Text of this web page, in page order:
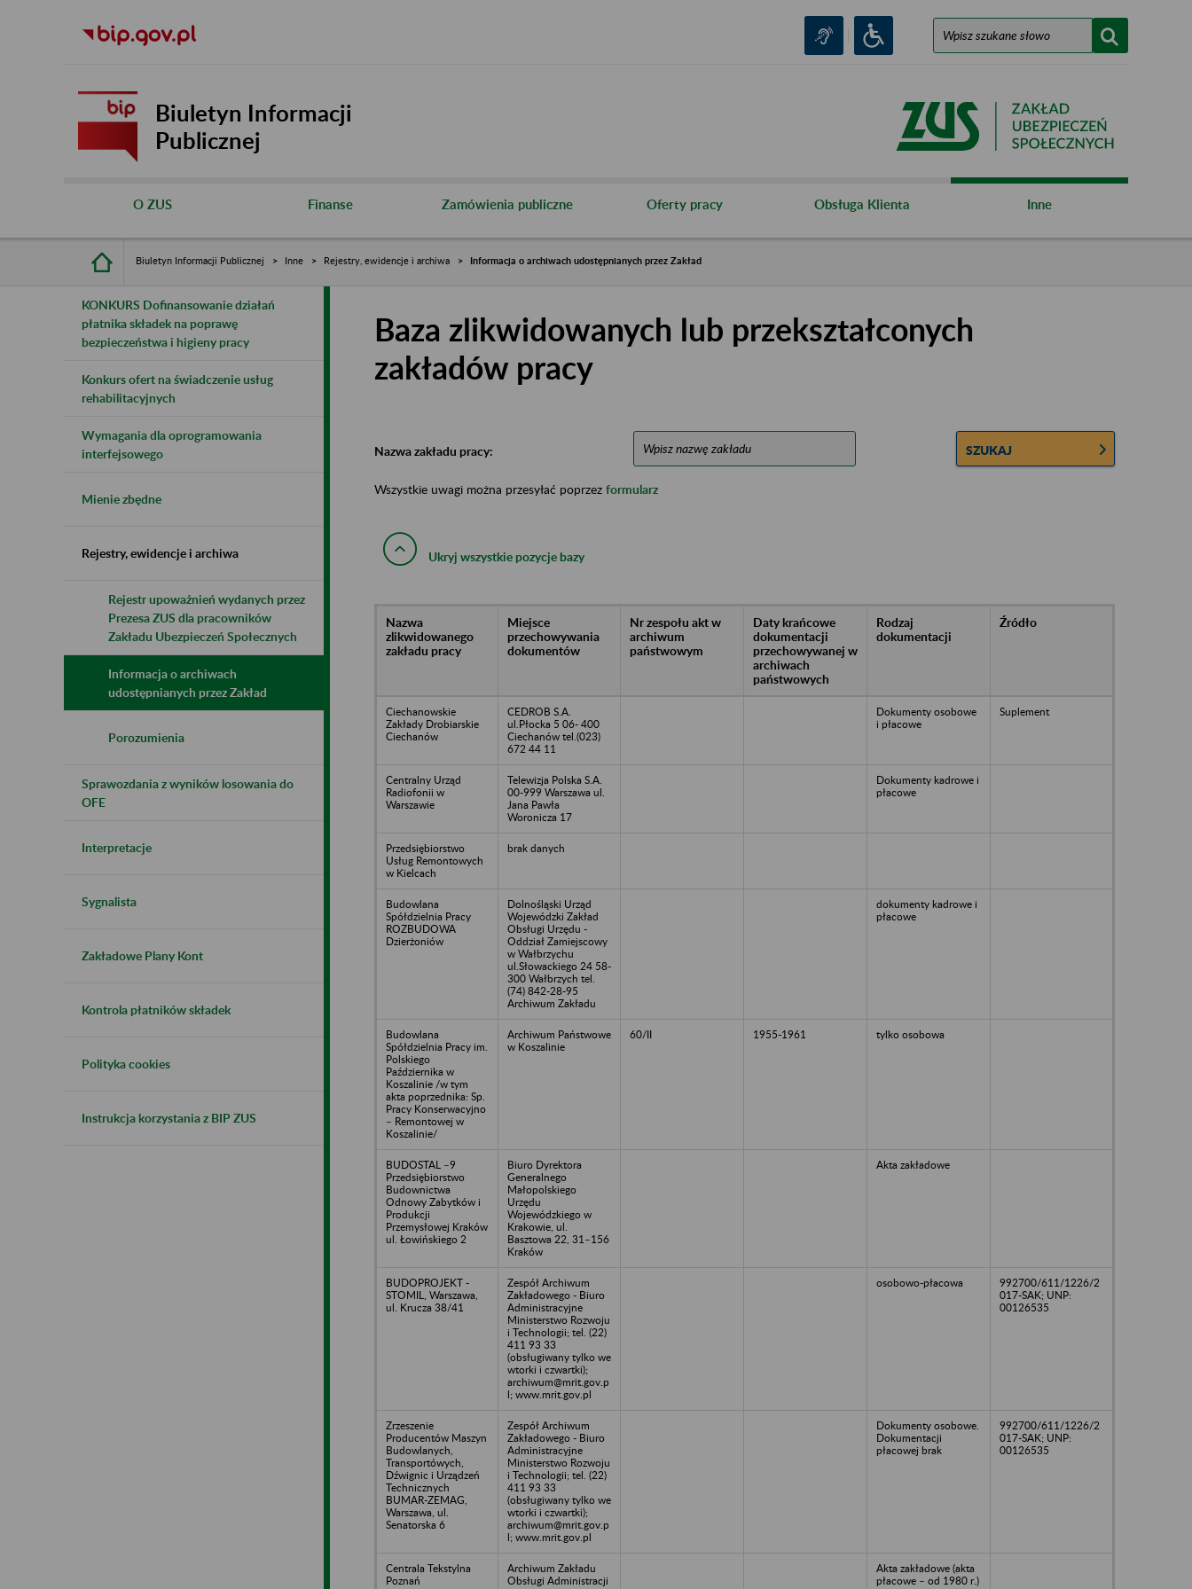
Biuletyn Informacji
Publicznej
O ZUS Finanse Zamówienia publiczne Oferty pracy Obsługa Klienta Inne
Biuletyn Informacji Publicznej Inne Rejestry, ewidencje i archiwa Informacja o archiwach udostępnianych przez Zakład
KONKURS Dofinansowanie działań
płatnika składek na poprawę
bezpieczeństwa i higieny pracy
Konkurs ofert na świadczenie usług
rehabilitacyjnych
Wymagania dla oprogramowania
interfejsowego
Mienie zbędne
Rejestry, ewidencje i archiwa
Rejestr upoważnień wydanych przez
Prezesa ZUS dla pracowników
Zakładu Ubezpieczeń Społecznych
Informacja o archiwach
udostępnianych przez Zakład
Porozumienia
Sprawozdania z wyników losowania do
OFE
Interpretacje
Sygnalista
Zakładowe Plany Kont
Kontrola płatników składek
Polityka cookies
Instrukcja korzystania z BIP ZUS
Baza zlikwidowanych lub przekształconych
zakładów pracy
Nazwa zakładu pracy: SZUKAJ
Wszystkie uwagi można przesyłać poprzez formularz
Ukryj wszystkie pozycje bazy
Nazwa
zlikwidowanego
zakładu pracy
Miejsce
przechowywania
dokumentów
Nr zespołu akt w
archiwum
państwowym
Daty krańcowe
dokumentacji
przechowywanej w
archiwach
państwowych
Rodzaj
dokumentacji
Źródło
Ciechanowskie
Zakłady Drobiarskie
Ciechanów
CEDROB S.A.
ul.Płocka 5 06- 400
Ciechanów tel.(023)
672 44 11
Dokumenty osobowe
i płacowe
Suplement
Centralny Urząd
Radiofonii w
Warszawie
Telewizja Polska S.A.
00-999 Warszawa ul.
Jana Pawła
Woronicza 17
Dokumenty kadrowe i
płacowe
Przedsiębiorstwo
Usług Remontowych
w Kielcach
brak danych
Budowlana
Spółdzielnia Pracy
ROZBUDOWA
Dzierżoniów
Dolnośląski Urząd
Wojewódzki Zakład
Obsługi Urzędu -
Oddział Zamiejscowy
w Wałbrzychu
ul.Słowackiego 24 58-
300 Wałbrzych tel.
(74) 842-28-95
Archiwum Zakładu
dokumenty kadrowe i
płacowe
Budowlana
Spółdzielnia Pracy im.
Polskiego
Października w
Koszalinie /w tym
akta poprzednika: Sp.
Pracy Konserwacyjno
– Remontowej w
Koszalinie/
Archiwum Państwowe
w Koszalinie
60/II 1955-1961 tylko osobowa
BUDOSTAL –9
Przedsiębiorstwo
Budownictwa
Odnowy Zabytków i
Produkcji
Przemysłowej Kraków
ul. Łowińskiego 2
Biuro Dyrektora
Generalnego
Małopolskiego
Urzędu
Wojewódzkiego w
Krakowie, ul.
Basztowa 22, 31–156
Kraków
Akta zakładowe
BUDOPROJEKT -
STOMIL, Warszawa,
ul. Krucza 38/41
Zespół Archiwum
Zakładowego - Biuro
Administracyjne
Ministerstwo Rozwoju
i Technologii; tel. (22)
411 93 33
(obsługiwany tylko we
wtorki i czwartki);
archiwum@mrit.gov.p
l; www.mrit.gov.pl
osobowo-płacowa
992700/611/1226/2
017-SAK; UNP:
00126535
Zrzeszenie
Producentów Maszyn
Budowlanych,
Transportówych,
Dźwignic i Urządzeń
Technicznych
BUMAR-ZEMAG,
Warszawa, ul.
Senatorska 6
Zespół Archiwum
Zakładowego - Biuro
Administracyjne
Ministerstwo Rozwoju
i Technologii; tel. (22)
411 93 33
(obsługiwany tylko we
wtorki i czwartki);
archiwum@mrit.gov.p
l; www.mrit.gov.pl
Dokumenty osobowe.
Dokumentacji
płacowej brak
992700/611/1226/2
017-SAK; UNP:
00126535
Centrala Tekstylna
Poznań
Archiwum Zakładu
Obsługi Administracji
Akta zakładowe (akta
płacowe – od 1980 r.)